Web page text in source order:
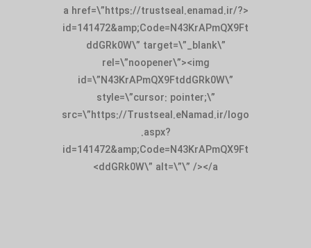
<a href=\”https://trustseal.enamad.ir/?
id=141472&amp;Code=N43KrAPmQX9Ft
ddGRk0W\” target=\”_blank\”
rel=\”noopener\”><img
id=\”N43KrAPmQX9FtddGRk0W\”
style=\”cursor: pointer;\”
src=\”https://Trustseal.eNamad.ir/logo
.aspx?
id=141472&amp;Code=N43KrAPmQX9Ft
ddGRk0W\” alt=\”\” /></a>